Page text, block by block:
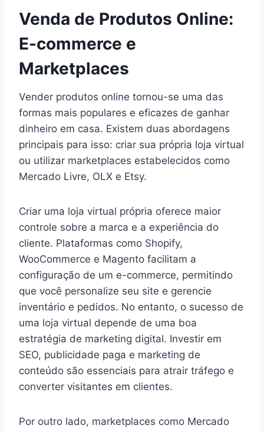
Venda de Produtos Online:
E-commerce e
Marketplaces
Vender produtos online tornou-se uma das
formas mais populares e eficazes de ganhar
dinheiro em casa. Existem duas abordagens
principais para isso: criar sua própria loja virtual
ou utilizar marketplaces estabelecidos como
Mercado Livre, OLX e Etsy.
Criar uma loja virtual própria oferece maior
controle sobre a marca e a experiência do
cliente. Plataformas como Shopify,
WooCommerce e Magento facilitam a
configuração de um e-commerce, permitindo
que você personalize seu site e gerencie
inventário e pedidos. No entanto, o sucesso de
uma loja virtual depende de uma boa
estratégia de marketing digital. Investir em
SEO, publicidade paga e marketing de
conteúdo são essenciais para atrair tráfego e
converter visitantes em clientes.
Por outro lado, marketplaces como Mercado